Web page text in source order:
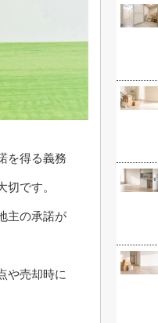
を得る義務
です。
主の承諾が
や売却時に